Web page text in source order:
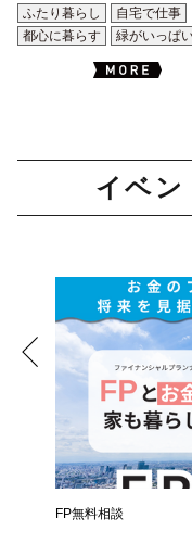
ふたり暮らし
自宅で仕事
都心に暮らす
緑がいっぱ
イベン
FP無料相談